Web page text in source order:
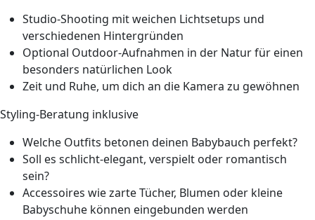
Studio-Shooting mit weichen Lichtsetups und
verschiedenen Hintergründen
Optional Outdoor-Aufnahmen in der Natur für einen
besonders natürlichen Look
Zeit und Ruhe, um dich an die Kamera zu gewöhnen
Styling-Beratung inklusive
Welche Outfits betonen deinen Babybauch perfekt?
Soll es schlicht-elegant, verspielt oder romantisch
sein?
Accessoires wie zarte Tücher, Blumen oder kleine
Babyschuhe können eingebunden werden